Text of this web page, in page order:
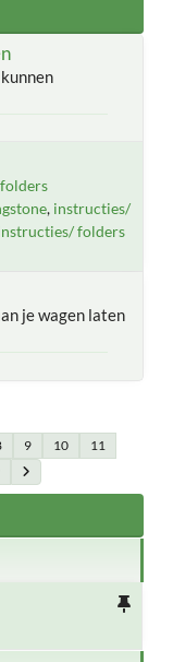
instructies/
folders
je wagen laten
9 10
11